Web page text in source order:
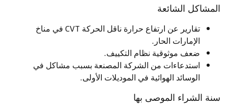
المشاكل الشائعة
تقارير عن ارتفاع حرارة ناقل الحركة CVT في مناخ
الإمارات الحار.
ضعف موثوقية نظام التكييف.
استدعاءات من الشركة المصنعة بسبب مشاكل في
الوسائد الهوائية في الموديلات الأولى.
سنة الشراء الموصى بها